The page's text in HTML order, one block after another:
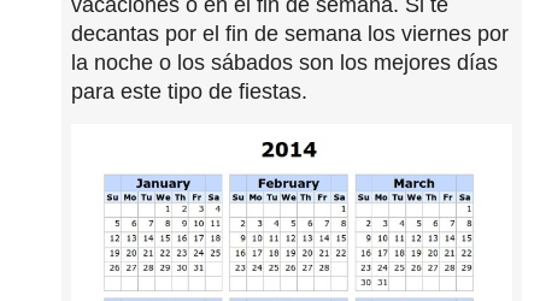
vacaciones o en el fin de semana. Si te
decantas por el fin de semana los viernes por
la noche o los sábados son los mejores días
para este tipo de fiestas.